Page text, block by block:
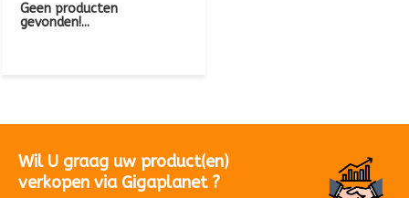
Geen producten
gevonden!...
Wil U graag uw product(en)
verkopen via Gigaplanet ?